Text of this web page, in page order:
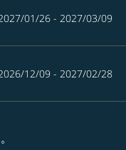
01/26 - 2027/03/09
12/09 - 2027/02/28